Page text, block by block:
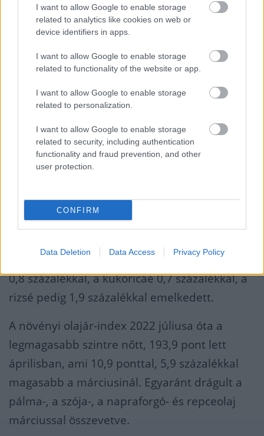
I want to allow Google to enable storage
related to analytics like cookies on web or
device identifiers in apps.
I want to allow Google to enable storage
related to functionality of the website or app.
I want to allow Google to enable storage
related to personalization.
I want to allow Google to enable storage
related to security, including authentication
functionality and fraud prevention, and other
user protection.
CONFIRM
Data Deletion Data Access Privacy Policy
ellensúlyozott a cukor és a tejtermékek
árának csökkenése.
A FAO élelmiszerár-indexe
az öt legfontosabb élelmiszer-alapanyag -
húsfélék, tejtermékek és a cukor -
nemzetközi piaci árát veszi figyelembe.
lett, 0,9 ponttal, 0,8 százalékkal magasabb a
márciusinál és 0,4 ponttal, 0,4 százalékkal
szinten egyebek között a búza világpiaci ára
0,8 százalékkal, a kukoricáé 0,7 százalékkal, a
rizsé pedig 1,9 százalékkal emelkedett.
A növényi olajár-index 2022 júliusa óta a
legmagasabb szintre nőtt, 193,9 pont lett
áprilisban, ami 10,9 ponttal, 5,9 százalékkal
magasabb a márciusinál. Egyaránt drágult a
pálma-, a szója-, a napraforgó- és repceolaj
márciussal összevetve.